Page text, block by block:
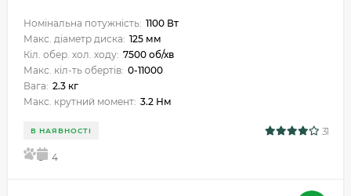
Номінальна потужність: 1100 Вт
Макс. діаметр диска: 125 мм
Кіл. обер. хол. ходу: 7500 об/хв
Макс. кіл-ть обертів: 0-11000
Вага: 2.3 кг
Макс. крутний момент: 3.2 Нм
В НАЯВНОСТІ 31
5 4